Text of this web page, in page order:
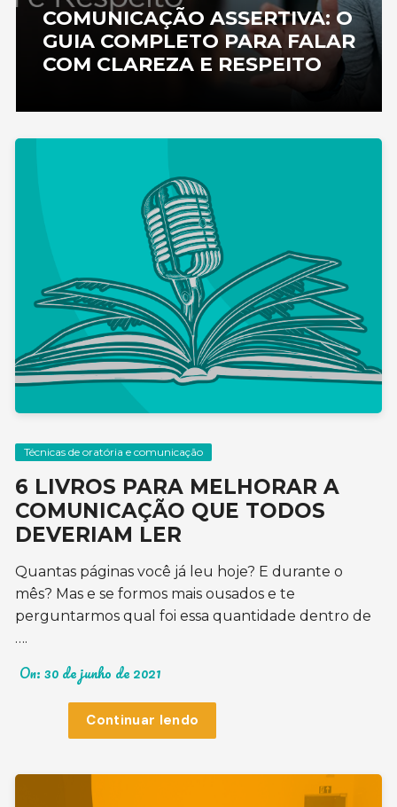
Dicas e Curiosidades Gestão e liderança
INTELIGÊNCIA EMOCIONAL E
COMUNICAÇÃO
Técnicas de oratória e comunicação
6 LIVROS PARA MELHORAR A
COMUNICAÇÃO QUE TODOS
DEVERIAM LER
Quantas páginas você já leu hoje? E durante o
mês? Mas e se formos mais ousados e te
perguntarmos qual foi essa quantidade dentro de
….
On:30 de junho de 2021
Continuar lendo